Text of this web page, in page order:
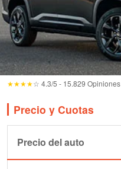
★★★★☆ 4.3/5 - 15.829 Opiniones
Precio y Cuotas
Precio del auto